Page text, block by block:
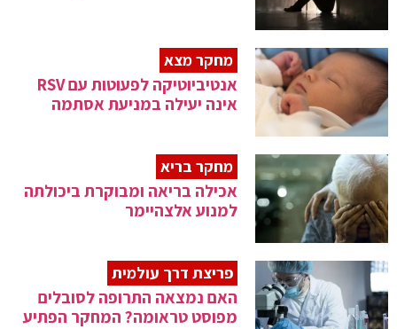
מחקר מצא
אנטיביוטיקה לפעוטות עם RSV
אינה יעילה במניעת אסתמה
מחקר בריא
אכילה בריאה ומבוקרת ביכולתה
למנוע אלצהיימר
פריצת דרך עולמית
האם נמצאה התרופה לסובלים
מפוסט טראומה? המחקר הפתיע